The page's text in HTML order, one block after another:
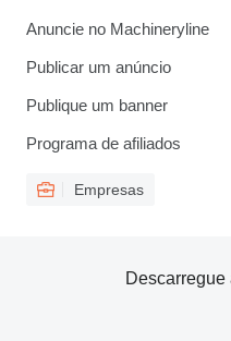
Anuncie no Machineryline
Publicar um anúncio
Publique um banner
Programa de afiliados
Empresas
Descarregue